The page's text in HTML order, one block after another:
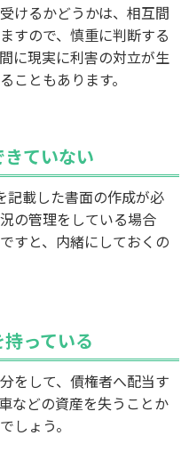
けるかどうかは、相互間
すので、慎重に判断する
に現実に利害の対立が生
こともあります。
ていない
記載した書面の作成が必
の管理をしている場合
すと、内緒にしておくの
っている
をして、債権者へ配当す
などの資産を失うことか
しょう。